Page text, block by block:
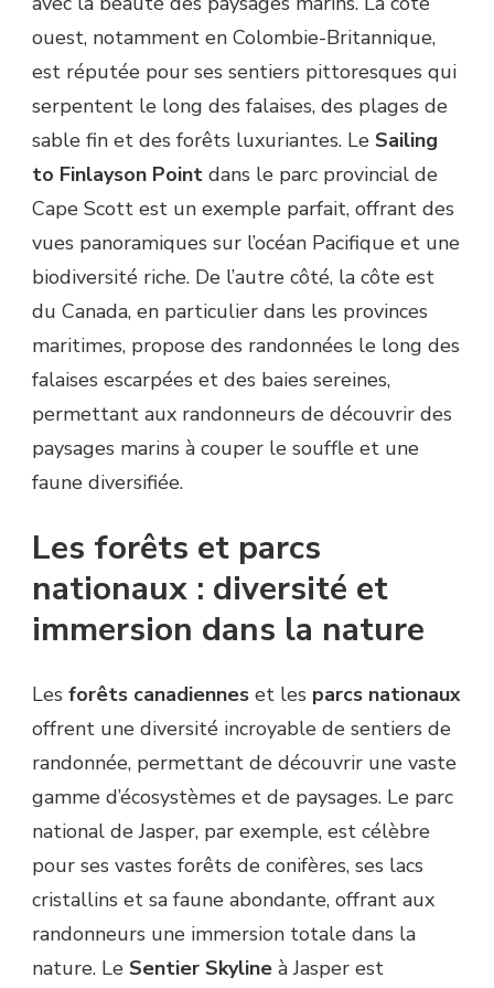
ouest, notamment en Colombie-Britannique,
est réputée pour ses sentiers pittoresques qui
serpentent le long des falaises, des plages de
sable fin et des forêts luxuriantes. Le Sailing
to Finlayson Point dans le parc provincial de
Cape Scott est un exemple parfait, offrant des
vues panoramiques sur l’océan Pacifique et une
biodiversité riche. De l’autre côté, la côte est
du Canada, en particulier dans les provinces
maritimes, propose des randonnées le long des
falaises escarpées et des baies sereines,
permettant aux randonneurs de découvrir des
paysages marins à couper le souffle et une
faune diversifiée.
Les forêts et parcs
nationaux : diversité et
immersion dans la nature
Les forêts canadiennes et les parcs nationaux
offrent une diversité incroyable de sentiers de
randonnée, permettant de découvrir une vaste
gamme d’écosystèmes et de paysages. Le parc
national de Jasper, par exemple, est célèbre
pour ses vastes forêts de conifères, ses lacs
cristallins et sa faune abondante, offrant aux
randonneurs une immersion totale dans la
nature. Le Sentier Skyline à Jasper est